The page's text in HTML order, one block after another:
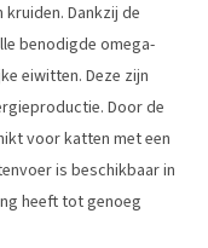
Dankzij de
benodigde omega-
eiwitten. Deze zijn
Door de
voor katten met een
is beschikbaar in
heeft tot genoeg